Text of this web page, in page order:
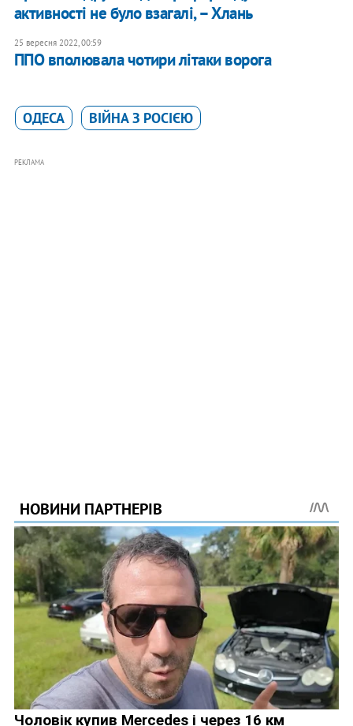
активності не було взагалі, – Хлань
25 вересня 2022, 00:59
ППО вполювала чотири літаки ворога
ОДЕСА ВІЙНА З РОСІЄЮ
РЕКЛАМА